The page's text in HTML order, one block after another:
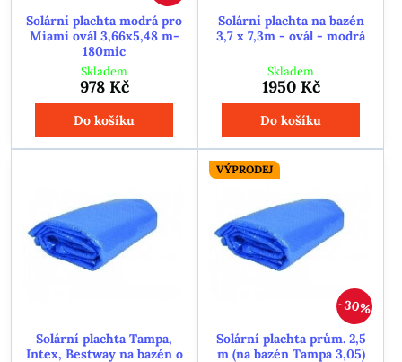
Solární plachta modrá pro
Miami ovál 3,66x5,48 m-
180mic
Skladem
978 Kč
Do košíku
Solární plachta na bazén
3,7 x 7,3m - ovál - modrá
Skladem
1950 Kč
Do košíku
Solární plachta Tampa,
Intex, Bestway na bazén o
30%
VÝPRODEJ
Solární plachta prům. 2,5
m (na bazén Tampa 3,05)